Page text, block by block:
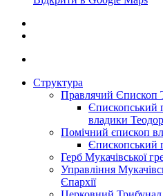
Структура
Правлячий Єпископ
Єпископський
владики
Помічний єпископ
Єпископський
Герб Мукачівської
Управління
Єпархії